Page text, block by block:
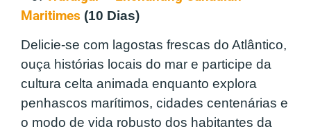
Maritimes (10 Dias)
Delicie-se com lagostas frescas do Atlântico,
ouça histórias locais do mar e participe da
cultura celta animada enquanto explora
penhascos marítimos, cidades centenárias e
o modo de vida robusto dos habitantes da